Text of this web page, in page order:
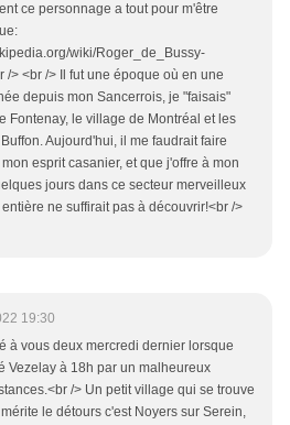
ce personnage a tout pour m'être
wiki/Roger_de_Bussy-
/> <br /> Il fut une époque où en une
depuis mon Sancerrois, je "faisais"
Fontenay, le village de Montréal et les
Aujourd'hui, il me faudrait faire
esprit casanier, et que j'offre à mon
jours dans ce secteur merveilleux
ne suffirait pas à découvrir!<br />
19:30
à vous deux mercredi dernier lorsque
Vezelay à 18h par un malheureux
/> Un petit village qui se trouve
le détours c'est Noyers sur Serein,